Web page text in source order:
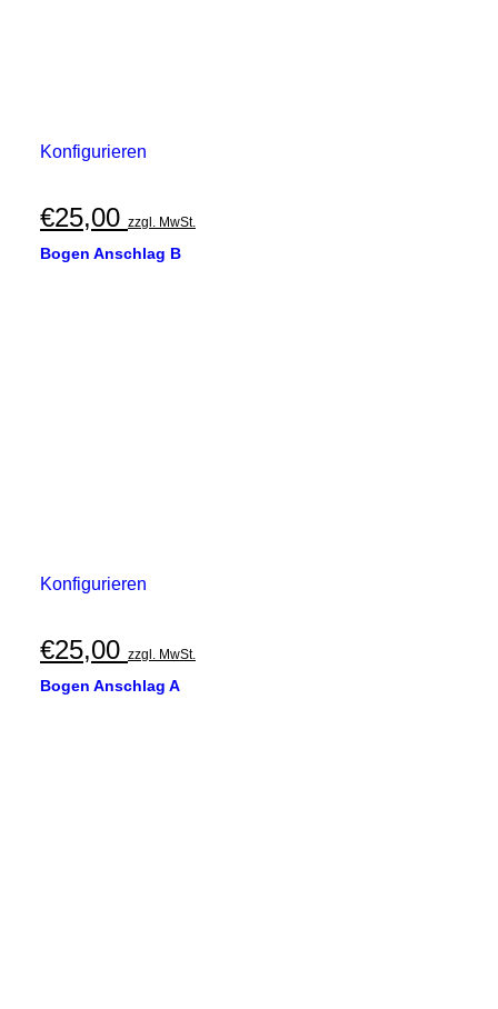
Konfigurieren
€25,00 zzgl. MwSt.
Bogen Anschlag B
Konfigurieren
€25,00 zzgl. MwSt.
Bogen Anschlag A